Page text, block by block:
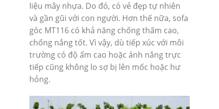
liệu mây nhựa. Do đó, có vẻ đẹp tự nhiên
và gần gũi với con người. Hơn thế nữa, sofa
góc MT116 có khả năng chống thấm cao,
chống nắng tốt. Vì vậy, dù tiếp xúc với môi
trường có độ ẩm cao hoặc ánh nắng trực
tiếp cũng không lo sợ bị lên mốc hoặc hư
hỏng.